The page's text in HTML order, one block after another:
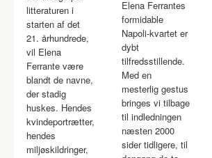
litteraturen i
starten af det
21. århundrede,
vil Elena
Ferrante være
blandt de navne,
der stadig
huskes. Hendes
kvindeportrætter,
hendes
miljøskildringer,
Elena Ferrantes
formidable
Napoli-kvartet er
dybt
tilfredsstillende.
Med en
mesterlig gestus
bringes vi tilbage
til indledningen
næsten 2000
sider tidligere, til